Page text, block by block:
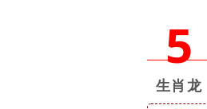
5
生肖龙